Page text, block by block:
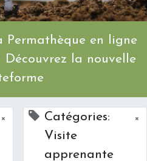
en ligne
Découvrez la nouvelle
×
Catégories:
Visite
apprenante
×